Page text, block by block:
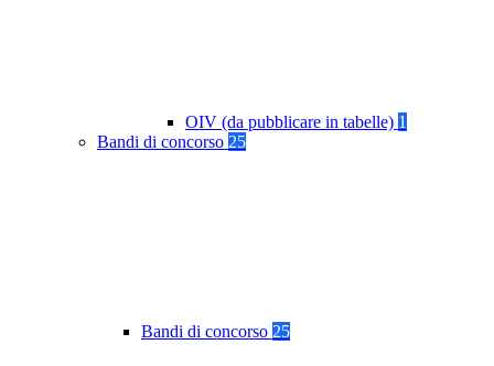
OIV (da pubblicare in tabelle) 1
Bandi di concorso 25
Bandi di concorso 25